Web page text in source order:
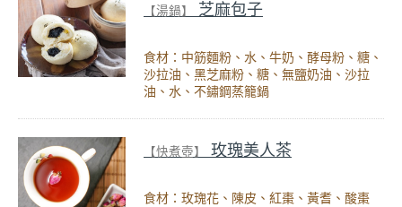
【湯鍋】 芝麻包子
食材：中筋麵粉、水、牛奶、酵母粉、糖、
沙拉油、黑芝麻粉、糖、無鹽奶油、沙拉
油、水、不鏽鋼蒸籠鍋
【快煮壺】 玫瑰美人茶
食材：玫瑰花、陳皮、紅棗、黃耆、酸棗